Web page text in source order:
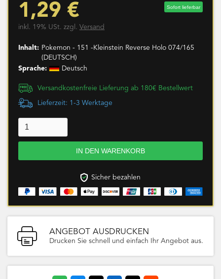
1,29 € Sofort lieferbar
inkl. 19% USt. zzgl. Versand
Inhalt: Pokemon - 151 -Kleinstein Reverse Holo 074/165
(DEUTSCH)
Sprache:
Deutsch
Versandkostenfreie Lieferung ab 180€ Bestellwert
Lieferzeit: 1-3 Werktage
Sicher bezahlen
ANGEBOT AUSDRUCKEN
Drucken Sie schnell und einfach Ihr Angebot aus.